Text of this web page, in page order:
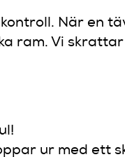
När en
ram. Vi
ur med ett